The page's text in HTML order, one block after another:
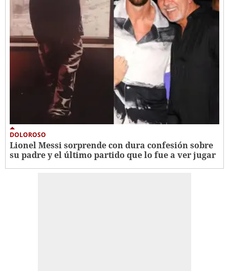
DOLOROSO
Lionel Messi sorprende con dura confesión sobre
su padre y el último partido que lo fue a ver jugar